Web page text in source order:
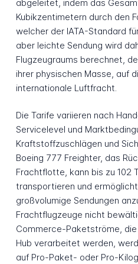
abgeleitet, indem das
Kubikzentimetern durch den
welcher der IATA-Standard
aber leichte Sendung wird
Flugzeugraums berechnet,
ihrer physischen Masse, auf
internationale Luftfracht.
Die Tarife variieren nach
Servicelevel und
Kraftstoffzuschlägen und
Boeing 777 Freighter, das
Frachtflotte, kann bis zu 102
transportieren und
großvolumige Sendungen
Frachtflugzeuge nicht
Commerce-Paketströme,
Hub verarbeitet werden,
auf Pro-Paket- oder Pro-